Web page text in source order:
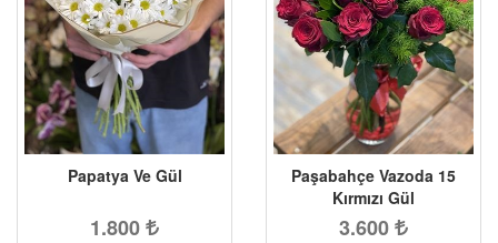
Papatya Ve Gül
1.800
Paşabahçe Vazoda 15
Kırmızı Gül
3.600